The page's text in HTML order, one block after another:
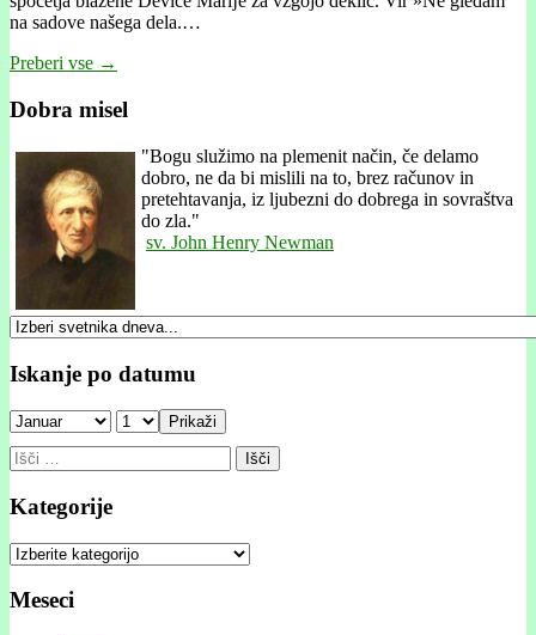
na sadove našega dela.…
Preberi vse →
Dobra misel
"Bogu služimo na plemenit način, če delamo
dobro, ne da bi mislili na to, brez računov in
pretehtavanja, iz ljubezni do dobrega in sovraštva
do zla."
sv. John Henry Newman
Iskanje po datumu
Prikaži
Išči:
Kategorije
Kategorije
Meseci